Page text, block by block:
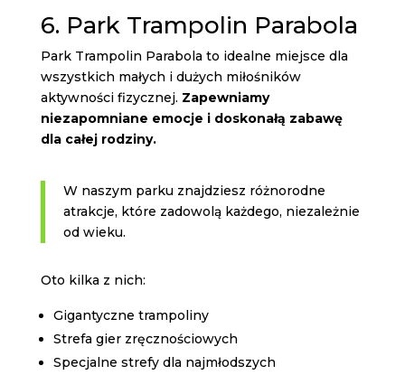
6. Park Trampolin Parabola
Park Trampolin Parabola to idealne miejsce dla
wszystkich małych i dużych miłośników
aktywności fizycznej. Zapewniamy
niezapomniane emocje i doskonałą zabawę
dla całej rodziny.
W naszym parku znajdziesz różnorodne
atrakcje, które zadowolą każdego, niezależnie
od wieku.
Oto kilka z nich:
Gigantyczne trampoliny
Strefa gier zręcznościowych
Specjalne strefy dla najmłodszych